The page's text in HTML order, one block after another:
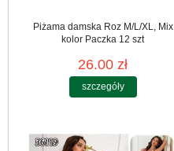
Piżama damska Roz M/L/XL, Mix
kolor Paczka 12 szt
26.00 zł
szczegóły